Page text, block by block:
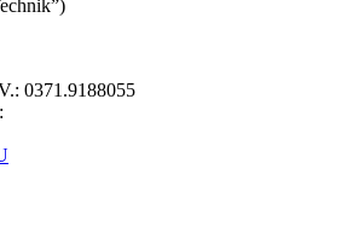
0371.9188055